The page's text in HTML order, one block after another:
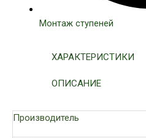
Монтаж ступеней
ХАРАКТЕРИСТИКИ
ОПИСАНИЕ
Производитель